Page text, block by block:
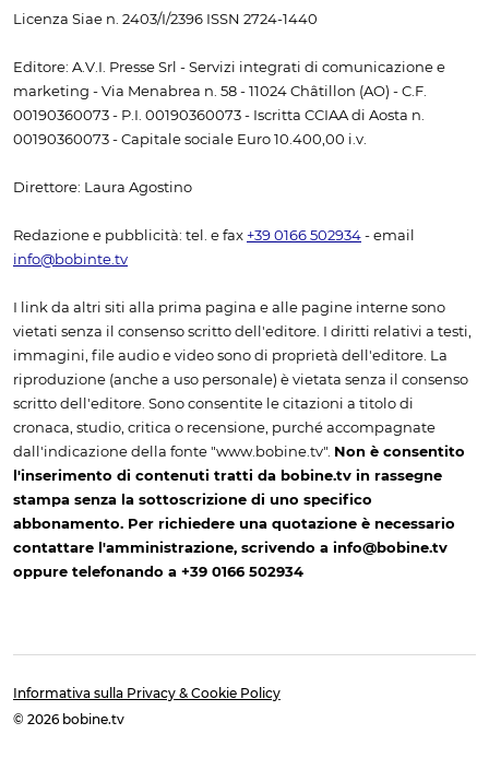
Licenza Siae n. 2403/I/2396 ISSN 2724-1440
Editore: A.V.I. Presse Srl - Servizi integrati di comunicazione e
marketing - Via Menabrea n. 58 - 11024 Châtillon (AO) - C.F.
00190360073 - P.I. 00190360073 - Iscritta CCIAA di Aosta n.
00190360073 - Capitale sociale Euro 10.400,00 i.v.
Direttore: Laura Agostino
Redazione e pubblicità: tel. e fax +39 0166 502934 - email
info@bobinte.tv
I link da altri siti alla prima pagina e alle pagine interne sono
vietati senza il consenso scritto dell'editore. I diritti relativi a testi,
immagini, file audio e video sono di proprietà dell'editore. La
riproduzione (anche a uso personale) è vietata senza il consenso
scritto dell'editore. Sono consentite le citazioni a titolo di
cronaca, studio, critica o recensione, purché accompagnate
dall'indicazione della fonte "www.bobine.tv". Non è consentito
l'inserimento di contenuti tratti da bobine.tv in rassegne
stampa senza la sottoscrizione di uno specifico
abbonamento. Per richiedere una quotazione è necessario
contattare l'amministrazione, scrivendo a info@bobine.tv
oppure telefonando a +39 0166 502934
Informativa sulla Privacy & Cookie Policy
© 2026 bobine.tv